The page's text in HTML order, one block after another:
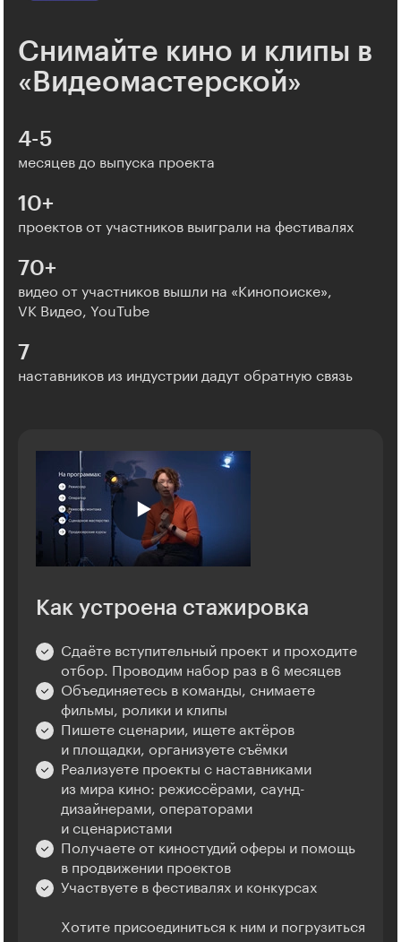
Снимайте кино и клипы в
«Видеомастерской»
4-5
месяцев до выпуска проекта
10+
проектов от участников выиграли на фестивалях
70+
видео от участников вышли на «Кинопоиске»,
VK Видео, YouTube
7
наставников из индустрии дадут обратную связь
Как устроена стажировка
Сдаёте вступительный проект и проходите
отбор. Проводим набор раз в 6 месяцев
Объединяетесь в команды, снимаете
фильмы, ролики и клипы
Пишете сценарии, ищете актёров
и площадки, организуете съёмки
Реализуете проекты с наставниками
из мира кино: режиссёрами, саунд-
дизайнерами, операторами
и сценаристами
Получаете от киностудий оферы и помощь
в продвижении проектов
Участвуете в фестивалях и конкурсах
Хотите присоединиться к ним и погрузиться